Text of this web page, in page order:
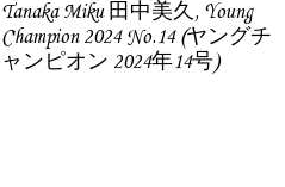
Tanaka Miku 田中美久, Young
Champion 2024 No.14 (ヤングチ
ャンピオン 2024年14号)